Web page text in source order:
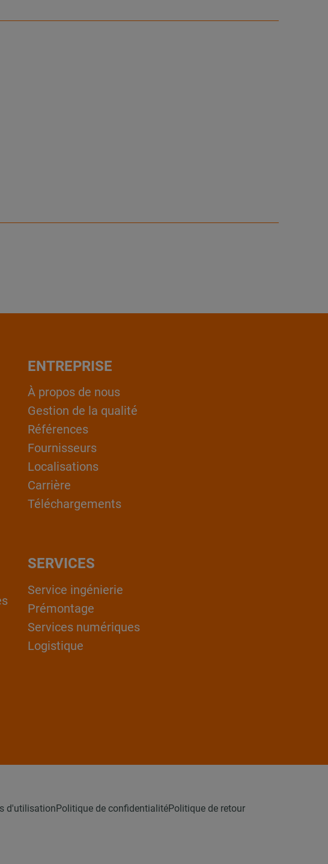
ENTREPRISE
À propos de nous
Gestion de la qualité
Références
Fournisseurs
Localisations
Carrière
Téléchargements
SERVICES
Service ingénierie
Prémontage
Services numériques
Logistique
d'utilisationPolitique de confidentialitéPolitique de retour